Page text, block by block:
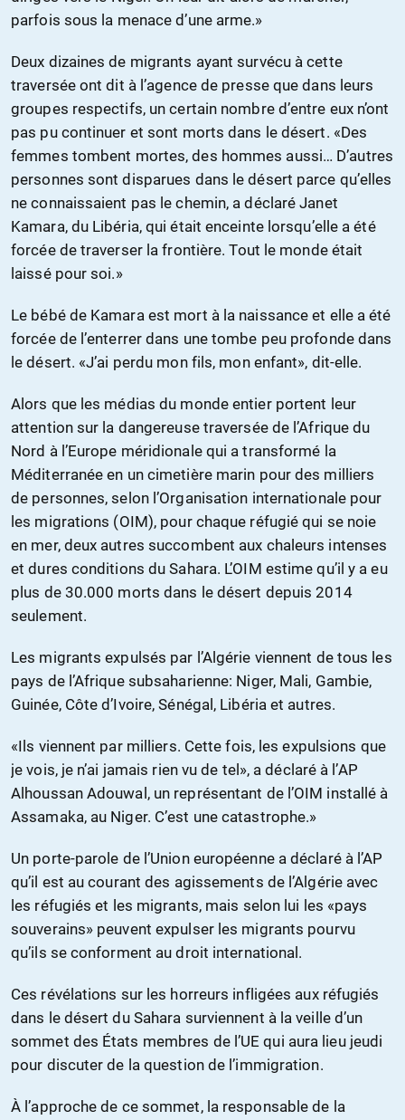
parfois sous la menace d’une arme.»
Deux dizaines de migrants ayant survécu à cette
traversée ont dit à l’agence de presse que dans leurs
groupes respectifs, un certain nombre d’entre eux n’ont
pas pu continuer et sont morts dans le désert. «Des
femmes tombent mortes, des hommes aussi… D’autres
personnes sont disparues dans le désert parce qu’elles
ne connaissaient pas le chemin, a déclaré Janet
Kamara, du Libéria, qui était enceinte lorsqu’elle a été
forcée de traverser la frontière. Tout le monde était
laissé pour soi.»
Le bébé de Kamara est mort à la naissance et elle a été
forcée de l’enterrer dans une tombe peu profonde dans
le désert. «J’ai perdu mon fils, mon enfant», dit-elle.
Alors que les médias du monde entier portent leur
attention sur la dangereuse traversée de l’Afrique du
Nord à l’Europe méridionale qui a transformé la
Méditerranée en un cimetière marin pour des milliers
de personnes, selon l’Organisation internationale pour
les migrations (OIM), pour chaque réfugié qui se noie
en mer, deux autres succombent aux chaleurs intenses
et dures conditions du Sahara. L’OIM estime qu’il y a eu
plus de 30.000 morts dans le désert depuis 2014
seulement.
Les migrants expulsés par l’Algérie viennent de tous les
pays de l’Afrique subsaharienne: Niger, Mali, Gambie,
Guinée, Côte d’Ivoire, Sénégal, Libéria et autres.
«Ils viennent par milliers. Cette fois, les expulsions que
je vois, je n’ai jamais rien vu de tel», a déclaré à l’AP
Alhoussan Adouwal, un représentant de l’OIM installé à
Assamaka, au Niger. C’est une catastrophe.»
Un porte-parole de l’Union européenne a déclaré à l’AP
qu’il est au courant des agissements de l’Algérie avec
les réfugiés et les migrants, mais selon lui les «pays
souverains» peuvent expulser les migrants pourvu
qu’ils se conforment au droit international.
Ces révélations sur les horreurs infligées aux réfugiés
dans le désert du Sahara surviennent à la veille d’un
sommet des États membres de l’UE qui aura lieu jeudi
pour discuter de la question de l’immigration.
À l’approche de ce sommet, la responsable de la